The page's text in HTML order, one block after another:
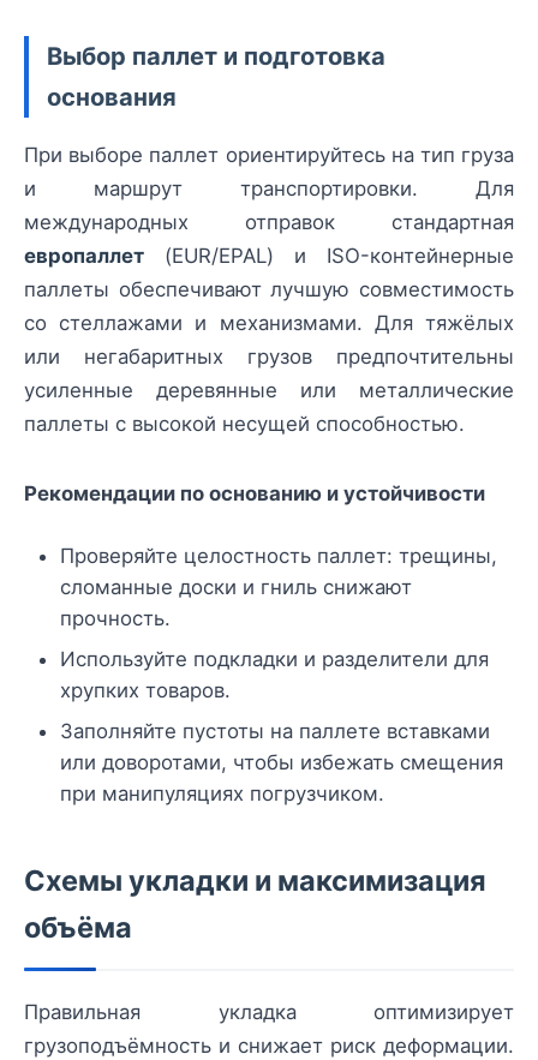
Выбор паллет и подготовка
основания
При выборе паллет ориентируйтесь на тип груза
и маршрут транспортировки. Для
международных отправок стандартная
европаллет (EUR/EPAL) и ISO-контейнерные
паллеты обеспечивают лучшую совместимость
со стеллажами и механизмами. Для тяжёлых
или негабаритных грузов предпочтительны
усиленные деревянные или металлические
паллеты с высокой несущей способностью.
Рекомендации по основанию и устойчивости
Проверяйте целостность паллет: трещины,
сломанные доски и гниль снижают
прочность.
Используйте подкладки и разделители для
хрупких товаров.
Заполняйте пустоты на паллете вставками
или доворотами, чтобы избежать смещения
при манипуляциях погрузчиком.
Схемы укладки и максимизация
объёма
Правильная укладка оптимизирует
грузоподъёмность и снижает риск деформации.